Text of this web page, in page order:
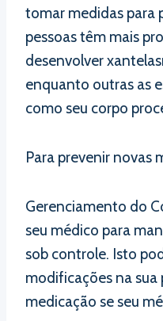
tomar medidas para
pessoas têm mais
desenvolver
enquanto outras as
como seu corpo
Para prevenir novas
Gerenciamento do
seu médico para
sob controle. Isto
modificações na
medicação se seu